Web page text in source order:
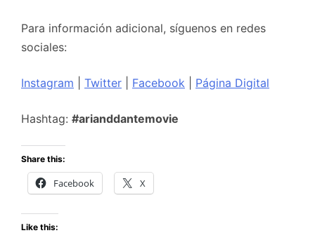
Para información adicional, síguenos en redes
sociales:
Instagram Twitter Facebook Página Digital
Hashtag: #arianddantemovie
Share this:
Facebook X
Like this: